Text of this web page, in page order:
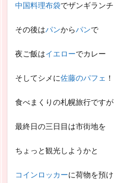
中国料理布袋でザンギランチ
その後はパンからパンで
夜ご飯はイエローでカレー
そしてシメに佐藤のパフェ ！
食べまくりの札幌旅行ですが
最終日の三日目は市街地を
ちょっと観光しようかと
コインロッカーに荷物を預け